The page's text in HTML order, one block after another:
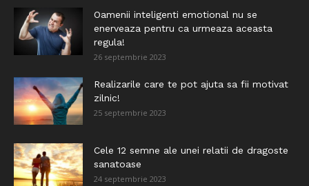
Oamenii inteligenti emotional nu se
enerveaza pentru ca urmeaza aceasta
regula!
26 septembrie 2023
Realizarile care te pot ajuta sa fii motivat
zilnic!
25 septembrie 2023
Cele 12 semne ale unei relatii de dragoste
sanatoase
24 septembrie 2023